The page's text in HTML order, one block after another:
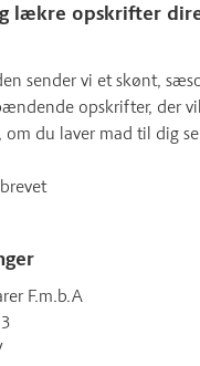
lækre opskrifter
sender vi et skønt,
opskrifter, der
du laver mad til dig
F.m.b.A